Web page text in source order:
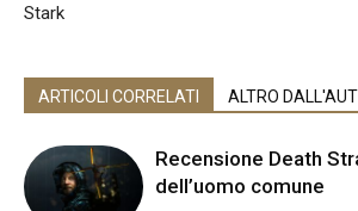
Stark
ARTICOLI CORRELATI ALTRO
Recensione Death
dell’uomo comune